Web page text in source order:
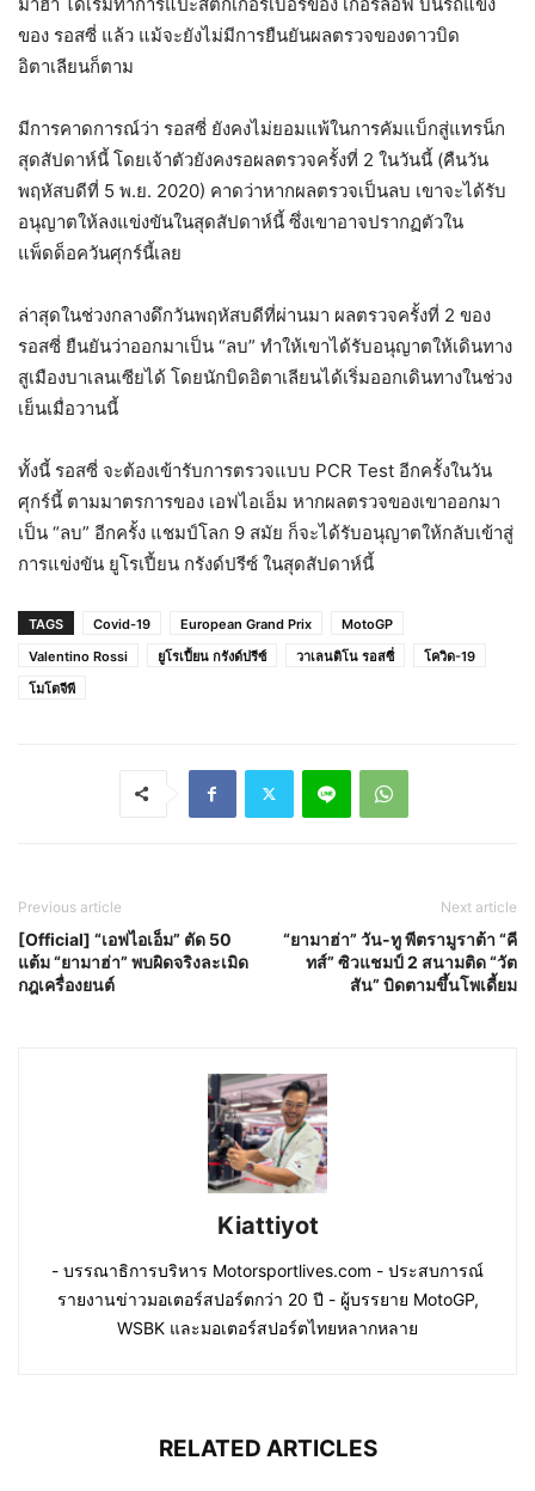
ของ รอสซี่ แล้ว แม้จะยังไม่มีการยืนยันผลตรวจของดาวบิด
อิตาเลียนก็ตาม
มีการคาดการณ์ว่า รอสซี่ ยังคงไม่ยอมแพ้ในการคัมแบ็กสู่แทรน็ก
สุดสัปดาห์นี้ โดยเจ้าตัวยังคงรอผลตรวจครั้งที่ 2 ในวันนี้ (คืนวัน
พฤหัสบดีที่ 5 พ.ย. 2020) คาดว่าหากผลตรวจเป็นลบ เขาจะได้รับ
อนุญาตให้ลงแข่งขันในสุดสัปดาห์นี้ ซึ่งเขาอาจปรากฏตัวใน
แพ็ดด็อควันศุกร์นี้เลย
ล่าสุดในช่วงกลางดึกวันพฤหัสบดีที่ผ่านมา ผลตรวจครั้งที่ 2 ของ
รอสซี่ ยืนยันว่าออกมาเป็น “ลบ” ทำให้เขาได้รับอนุญาตให้เดินทาง
สูเมืองบาเลนเซียได้ โดยนักบิดอิตาเลียนได้เริ่มออกเดินทางในช่วง
เย็นเมื่อวานนี้
ทั้งนี้ รอสซี่ จะต้องเข้ารับการตรวจแบบ PCR Test อีกครั้งในวัน
ศุกร์นี้ ตามมาตรการของ เอฟไอเอ็ม หากผลตรวจของเขาออกมา
เป็น “ลบ” อีกครั้ง แชมป์โลก 9 สมัย ก็จะได้รับอนุญาตให้กลับเข้าสู่
การแข่งขัน ยูโรเปี้ยน กรังด์ปรีซ์ ในสุดสัปดาห์นี้
TAGS Covid-19 European Grand Prix
MotoGP
Valentino Rossi
ยูโรเปี้ยน กรังด์ปรีซ์ วาเลนติโน รอสซี่
โควิด-19
โมโตจีพี
Previous article
[Official] “เอฟไอเอ็ม” ตัด 50
แต้ม “ยามาฮ่า” พบผิดจริงละเมิด
กฎเครื่องยนต์
Next article
“ยามาฮ่า” วัน-ทู พีตรามูราต้า “คี
ทส์” ซิวแชมป์ 2 สนามติด “วัต
สัน” บิดตามขึ้นโพเดี้ยม
Kiattiyot
- บรรณาธิการบริหาร Motorsportlives.com - ประสบการณ์
รายงานข่าวมอเตอร์สปอร์ตกว่า 20 ปี - ผู้บรรยาย MotoGP,
WSBK และมอเตอร์สปอร์ตไทยหลากหลาย
RELATED ARTICLES